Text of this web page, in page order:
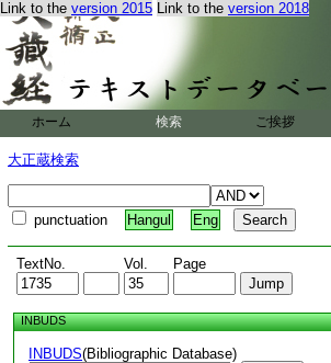
Link to the version 2015 Link to the version 2018
ホーム 検索 ご挨拶
大正蔵検索
punctuation Hangul Eng
TextNo. Vol. Page
INBUDS
INBUDS(Bibliographic Database)